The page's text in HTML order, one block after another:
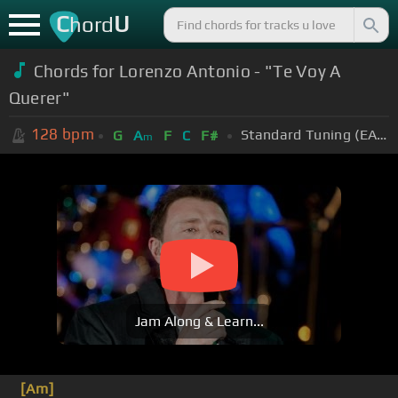
ChordU
Chords for Lorenzo Antonio - "Te Voy A
Querer"
128 bpm G Am F C F# Standard Tuning (EADGBE)
Jam Along & Learn...
[Am]